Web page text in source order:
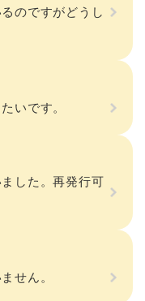
のですがどうし
いです。
した。再発行可
せん。